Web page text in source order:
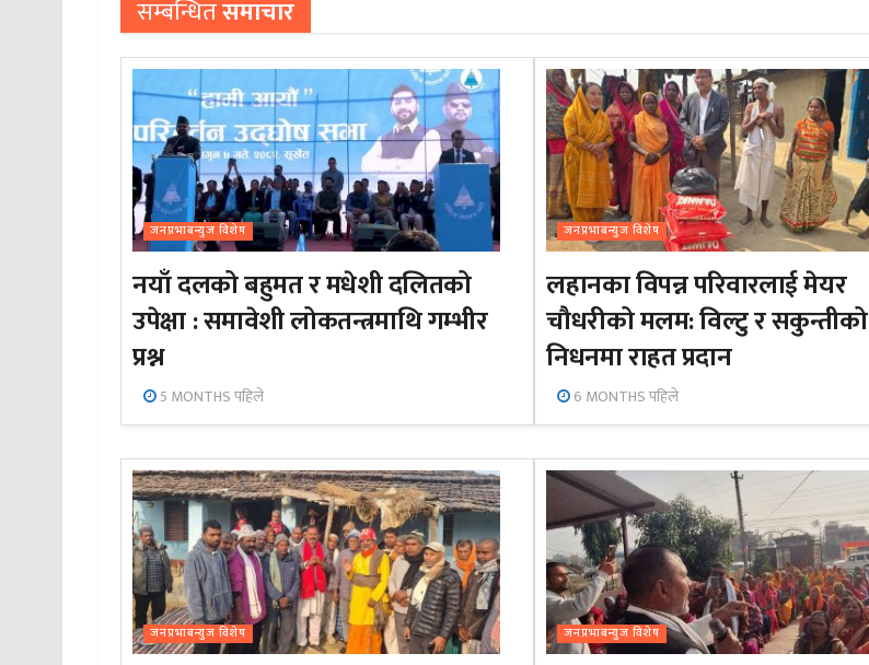
सम्बन्धितसमाचार
जनप्रभाबन्युज विशेष
नयाँ दलको बहुमत र मधेशी दलितको
उपेक्षा : समावेशी लोकतन्त्रमाथि गम्भीर
प्रश्न
5 MONTHS पहिले
जनप्रभाबन्युज विशेष
लहानका विपन्न परिवारलाई मेयर
चौधरीको मलम: विल्टु र सकुन्तीको
निधनमा राहत प्रदान
6 MONTHS पहिले
जनप्रभाबन्युज विशेष जनप्रभाबन्युज विशेष